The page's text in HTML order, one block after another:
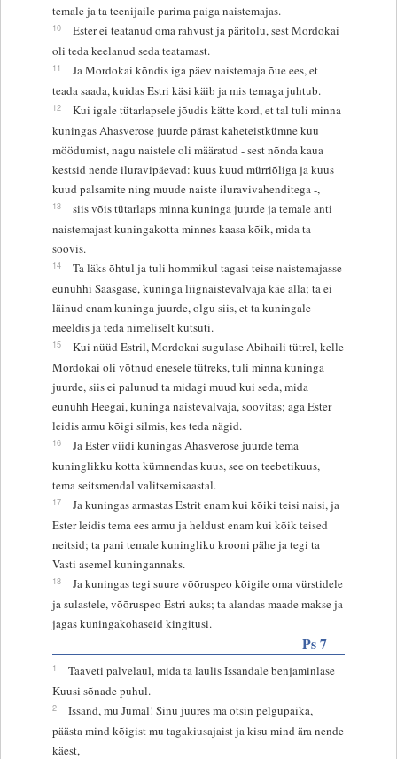
temale ja ta teenijaile parima paiga naistemajas.
10
Ester ei teatanud oma rahvust ja päritolu, sest Mordokai
oli teda keelanud seda teatamast.
11
Ja Mordokai kõndis iga päev naistemaja õue ees, et
teada saada, kuidas Estri käsi käib ja mis temaga juhtub.
12
Kui igale tütarlapsele jõudis kätte kord, et tal tuli minna
kuningas Ahasverose juurde pärast kaheteistkümne kuu
möödumist, nagu naistele oli määratud - sest nõnda kaua
kestsid nende iluravipäevad: kuus kuud mürriõliga ja kuus
kuud palsamite ning muude naiste iluravivahenditega -,
13
siis võis tütarlaps minna kuninga juurde ja temale anti
naistemajast kuningakotta minnes kaasa kõik, mida ta
soovis.
14
Ta läks õhtul ja tuli hommikul tagasi teise naistemajasse
eunuhhi Saasgase, kuninga liignaistevalvaja käe alla; ta ei
läinud enam kuninga juurde, olgu siis, et ta kuningale
meeldis ja teda nimeliselt kutsuti.
15
Kui nüüd Estril, Mordokai sugulase Abihaili tütrel, kelle
Mordokai oli võtnud enesele tütreks, tuli minna kuninga
juurde, siis ei palunud ta midagi muud kui seda, mida
eunuhh Heegai, kuninga naistevalvaja, soovitas; aga Ester
leidis armu kõigi silmis, kes teda nägid.
16
Ja Ester viidi kuningas Ahasverose juurde tema
kuninglikku kotta kümnendas kuus, see on teebetikuus,
tema seitsmendal valitsemisaastal.
17
Ja kuningas armastas Estrit enam kui kõiki teisi naisi, ja
Ester leidis tema ees armu ja heldust enam kui kõik teised
neitsid; ta pani temale kuningliku krooni pähe ja tegi ta
Vasti asemel kuningannaks.
18
Ja kuningas tegi suure võõruspeo kõigile oma vürstidele
ja sulastele, võõruspeo Estri auks; ta alandas maade makse ja
jagas kuningakohaseid kingitusi.
Ps 7
1
Taaveti palvelaul, mida ta laulis Issandale benjaminlase
Kuusi sõnade puhul.
2
Issand, mu Jumal! Sinu juures ma otsin pelgupaika,
päästa mind kõigist mu tagakiusajaist ja kisu mind ära nende
käest,